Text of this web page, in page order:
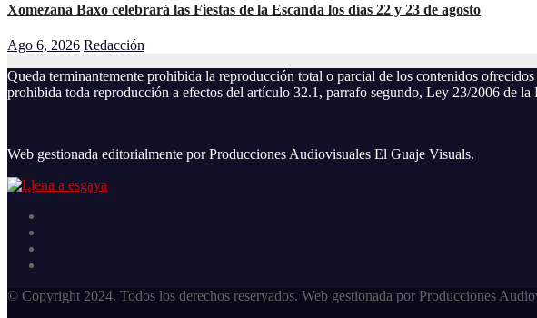
Xomezana Baxo celebrará las Fiestas de la Escanda los días 22 y 23 de agosto
Ago 6, 2026 Redacción
Queda terminantemente prohibida la reproducción total o parcial de los contenidos
prohibida toda reproducción a efectos del artículo 32.1, parrafo segundo, Ley 23/2006 de la
Web gestionada editorialmente por Producciones Audiovisuales El Guaje Visuals.
© Copyright 2024. Todos los derechos reservados. Web gestionada por Producciones